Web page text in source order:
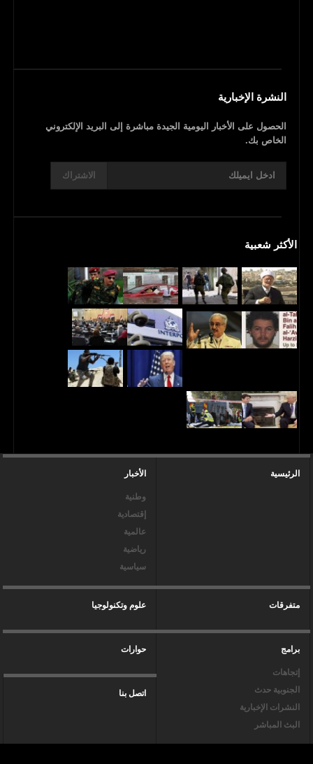
النشرة الإخبارية
الحصول على الأخبار اليومية الجيدة مباشرة إلى البريد الإلكتروني
الخاص بك.
الاشتراك
الأكثر شعبية
الرئيسية الأخبار
وطنية
إقتصادية
عالمية
رياضية
سياسية
متفرقات علوم وتكنولوجيا
برامج
إتجاهات
الجنوبية حدث
النشرات الإخبارية
البث المباشر
حوارات
اتصل بنا